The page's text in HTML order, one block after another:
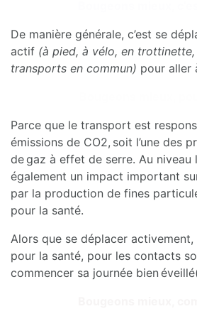
De manière générale, c’est se
actif (à pied, à vélo, en
transports en commun) pour aller
Parce que le transport est
émissions de CO2, soit l’une des
de gaz à effet de serre. Au niveau
également un impact important
par la production de fines
pour la santé.
Alors que se déplacer activement,
pour la santé, pour les contacts
commencer sa journée bien